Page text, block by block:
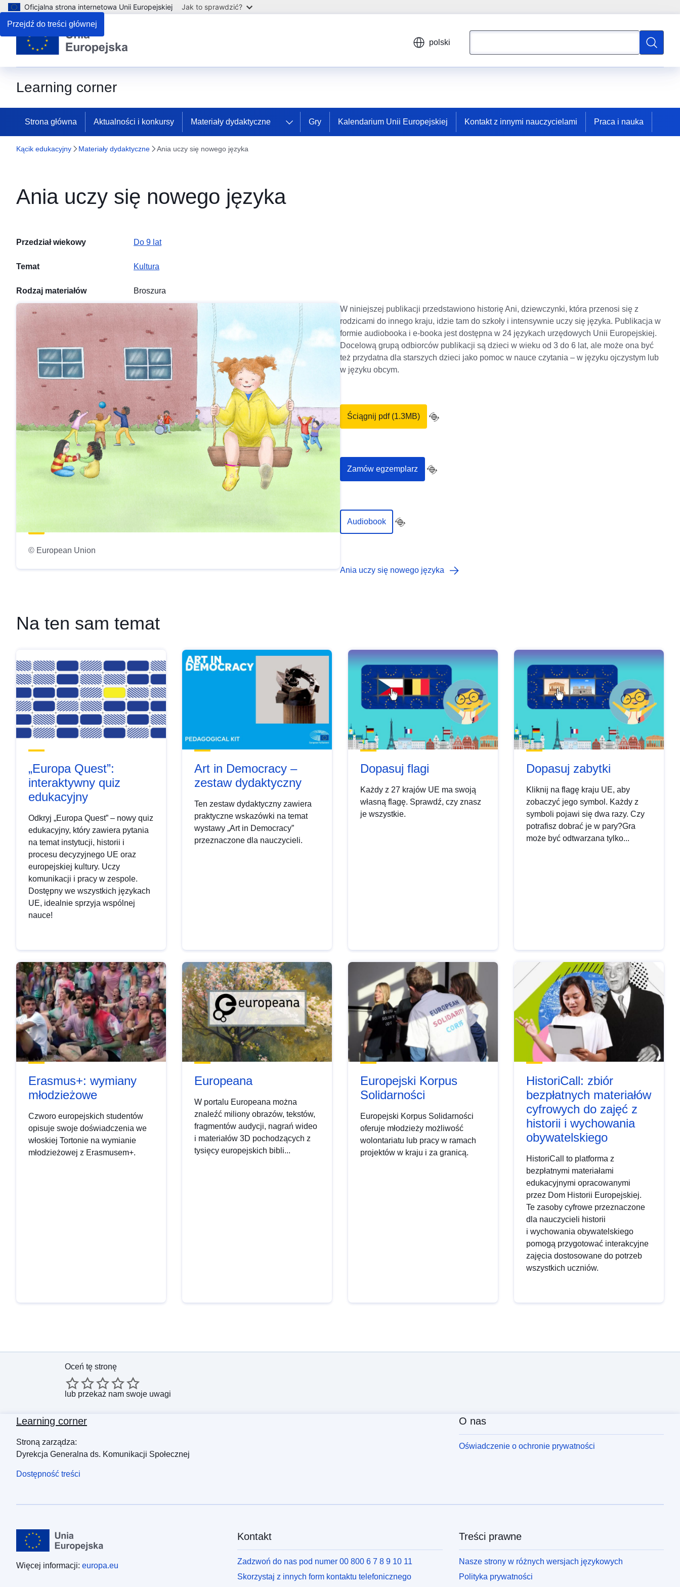
Przejdź do treści głównej
Oficjalna strona internetowa Unii Europejskiej Jak to sprawdzić?
polski
Wyszukaj
Learning corner
Strona główna Aktualności i konkursy Materiały dydaktyczne Gry Kalendarium Unii Europejskiej Kontakt z innymi nauczycielami Praca i nauka
Kącik edukacyjny Materiały dydaktyczne Ania uczy się nowego języka
Ania uczy się nowego języka
Przedział wiekowy Do 9 lat
Temat Kultura
Rodzaj materiałów Broszura
W niniejszej publikacji przedstawiono historię Ani, dziewczynki, która przenosi się z
rodzicami do innego kraju, idzie tam do szkoły i intensywnie uczy się języka. Publikacja w
formie audiobooka i e-booka jest dostępna w 24 językach urzędowych Unii Europejskiej.
Docelową grupą odbiorców publikacji są dzieci w wieku od 3 do 6 lat, ale może ona być
też przydatna dla starszych dzieci jako pomoc w nauce czytania – w języku ojczystym lub
w języku obcym.
Ściągnij pdf (1.3MB)
Zamów egzemplarz
Audiobook
Ania uczy się nowego języka
© European Union
Na ten sam temat
„Europa Quest”:
interaktywny quiz
edukacyjny
Odkryj „Europa Quest” – nowy quiz
edukacyjny, który zawiera pytania
na temat instytucji, historii i
procesu decyzyjnego UE oraz
europejskiej kultury. Uczy
komunikacji i pracy w zespole.
Dostępny we wszystkich językach
UE, idealnie sprzyja wspólnej
nauce!
Art in Democracy –
zestaw dydaktyczny
Ten zestaw dydaktyczny zawiera
praktyczne wskazówki na temat
wystawy „Art in Democracy”
przeznaczone dla nauczycieli.
Dopasuj flagi
Każdy z 27 krajów UE ma swoją
własną flagę. Sprawdź, czy znasz
je wszystkie.
Dopasuj zabytki
Kliknij na flagę kraju UE, aby
zobaczyć jego symbol. Każdy z
symboli pojawi się dwa razy. Czy
potrafisz dobrać je w pary?Gra
może być odtwarzana tylko...
Erasmus+: wymiany
młodzieżowe
Czworo europejskich studentów
opisuje swoje doświadczenia we
włoskiej Tortonie na wymianie
młodzieżowej z Erasmusem+.
Europeana
W portalu Europeana można
znaleźć miliony obrazów, tekstów,
fragmentów audycji, nagrań wideo
i materiałów 3D pochodzących z
tysięcy europejskich bibli...
Europejski Korpus
Solidarności
Europejski Korpus Solidarności
oferuje młodzieży możliwość
wolontariatu lub pracy w ramach
projektów w kraju i za granicą.
HistoriCall: zbiór
bezpłatnych materiałów
cyfrowych do zajęć z
historii i wychowania
obywatelskiego
HistoriCall to platforma z
bezpłatnymi materiałami
edukacyjnymi opracowanymi
przez Dom Historii Europejskiej.
Te zasoby cyfrowe przeznaczone
dla nauczycieli historii
i wychowania obywatelskiego
pomogą przygotować interakcyjne
zajęcia dostosowane do potrzeb
wszystkich uczniów.
Oceń tę stronę
lub przekaż nam swoje uwagi
Learning corner
Stroną zarządza:
Dyrekcja Generalna ds. Komunikacji Społecznej
Dostępność treści
O nas
Oświadczenie o ochronie prywatności
Więcej informacji: europa.eu
Kontakt
Zadzwoń do nas pod numer 00 800 6 7 8 9 10 11
Skorzystaj z innych form kontaktu telefonicznego
Treści prawne
Nasze strony w różnych wersjach językowych
Polityka prywatności